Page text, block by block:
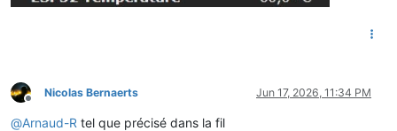
Offline
Nicolas Bernaerts Jun 17, 2026, 11:34 PM
@Arnaud-R tel que précisé dans la fil